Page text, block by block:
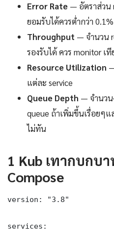
Error Rate — อัตราส่วน
ยอมรับได้ควรต่ำกว่า
Throughput — จำนวน
รองรับได้ ควร monitor เ
Resource Utilization
แต่ละ service
Queue Depth — จำนวน
queue ถ้าเพิ่มขึ้นเรื่อยๆแ
ไม่ทัน
1 Kub เทากบกบ
Compose
version: "3.8"
services: